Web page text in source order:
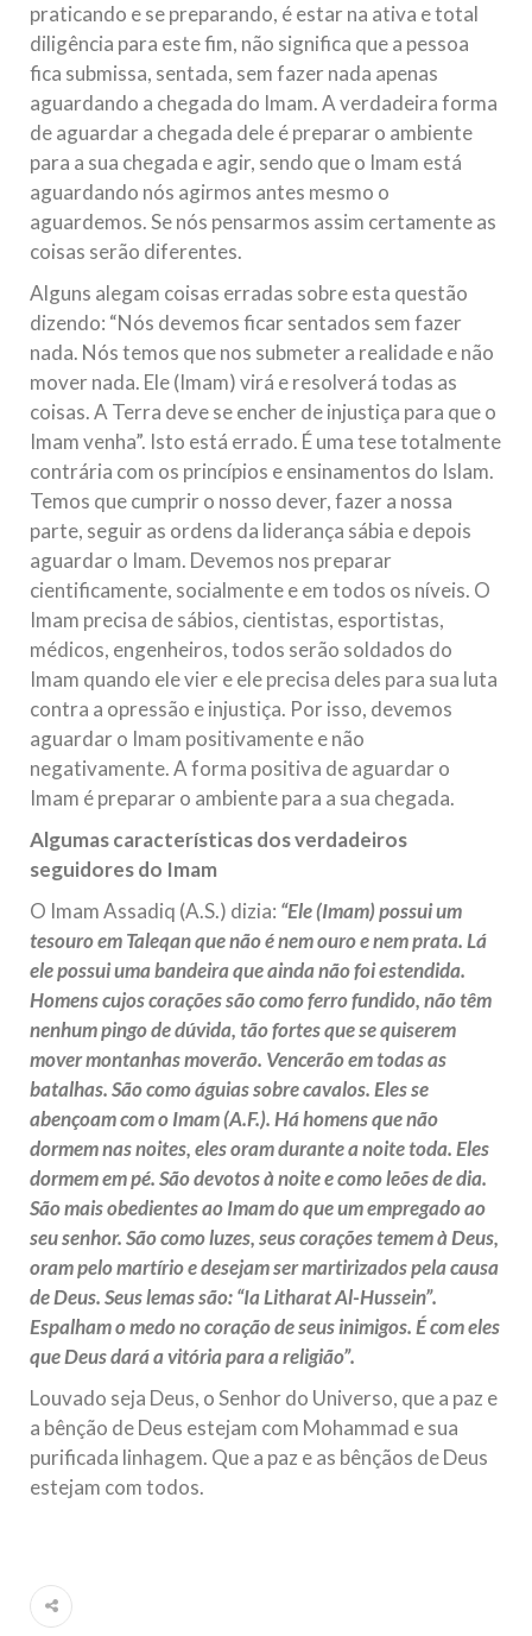
praticando e se preparando, é estar na ativa e total
diligência para este fim, não significa que a pessoa
fica submissa, sentada, sem fazer nada apenas
aguardando a chegada do Imam. A verdadeira forma
de aguardar a chegada dele é preparar o ambiente
para a sua chegada e agir, sendo que o Imam está
aguardando nós agirmos antes mesmo o
aguardemos. Se nós pensarmos assim certamente as
coisas serão diferentes.
Alguns alegam coisas erradas sobre esta questão
dizendo: “Nós devemos ficar sentados sem fazer
nada. Nós temos que nos submeter a realidade e não
mover nada. Ele (Imam) virá e resolverá todas as
coisas. A Terra deve se encher de injustiça para que o
Imam venha”. Isto está errado. É uma tese totalmente
contrária com os princípios e ensinamentos do Islam.
Temos que cumprir o nosso dever, fazer a nossa
parte, seguir as ordens da liderança sábia e depois
aguardar o Imam. Devemos nos preparar
cientificamente, socialmente e em todos os níveis. O
Imam precisa de sábios, cientistas, esportistas,
médicos, engenheiros, todos serão soldados do
Imam quando ele vier e ele precisa deles para sua luta
contra a opressão e injustiça. Por isso, devemos
aguardar o Imam positivamente e não
negativamente. A forma positiva de aguardar o
Imam é preparar o ambiente para a sua chegada.
Algumas características dos verdadeiros
seguidores do Imam
O Imam Assadiq (A.S.) dizia: “Ele (Imam) possui um
tesouro em Taleqan que não é nem ouro e nem prata. Lá
ele possui uma bandeira que ainda não foi estendida.
Homens cujos corações são como ferro fundido, não têm
nenhum pingo de dúvida, tão fortes que se quiserem
mover montanhas moverão. Vencerão em todas as
batalhas. São como águias sobre cavalos. Eles se
abençoam com o Imam (A.F.). Há homens que não
dormem nas noites, eles oram durante a noite toda. Eles
dormem em pé. São devotos à noite e como leões de dia.
São mais obedientes ao Imam do que um empregado ao
seu senhor. São como luzes, seus corações temem à Deus,
oram pelo martírio e desejam ser martirizados pela causa
de Deus. Seus lemas são: “Ia Litharat Al-Hussein”.
Espalham o medo no coração de seus inimigos. É com eles
que Deus dará a vitória para a religião”.
Louvado seja Deus, o Senhor do Universo, que a paz e
a bênção de Deus estejam com Mohammad e sua
purificada linhagem. Que a paz e as bênçãos de Deus
estejam com todos.